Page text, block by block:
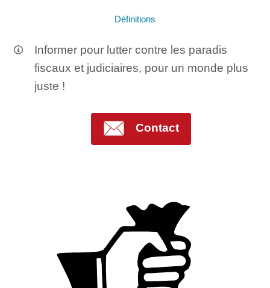
Définitions
Informer pour lutter contre les paradis
fiscaux et judiciaires, pour un monde plus
juste !
Contact